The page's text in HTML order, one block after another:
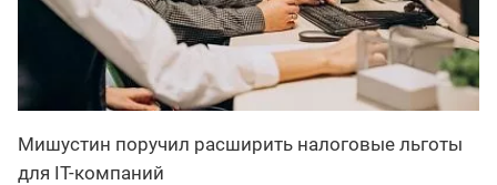
Мишустин поручил расширить налоговые льготы
для IT-компаний